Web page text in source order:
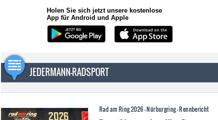
Holen Sie sich jetzt unsere kostenlose
App für Android und Apple
JEDERMANN-RADSPORT
Rad am Ring 2026 - Nürburgring - Rennbericht